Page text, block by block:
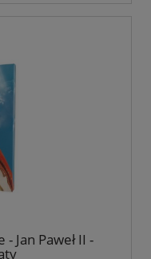
Jan Paweł II -